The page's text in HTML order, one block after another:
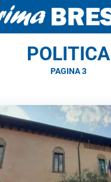
POLITICA
PAGINA 3